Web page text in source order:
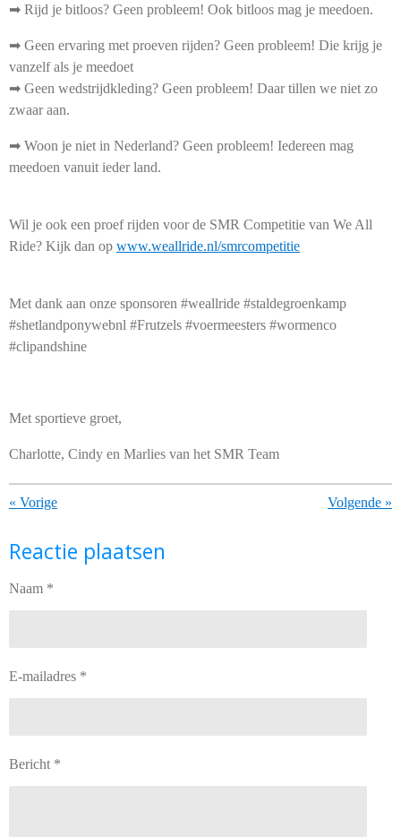
➡ Rijd je bitloos? Geen probleem! Ook bitloos mag je meedoen.
➡ Geen ervaring met proeven rijden? Geen probleem! Die krijg je
vanzelf als je meedoet
➡ Geen wedstrijdkleding? Geen probleem! Daar tillen we niet zo
zwaar aan.
➡ Woon je niet in Nederland? Geen probleem! Iedereen mag
meedoen vanuit ieder land.
Wil je ook een proef rijden voor de SMR Competitie van We All
Ride? Kijk dan op www.weallride.nl/smrcompetitie
Met dank aan onze sponsoren #weallride #staldegroenkamp
#shetlandponywebnl #Frutzels #voermeesters #wormenco
#clipandshine
Met sportieve groet,
Charlotte, Cindy en Marlies van het SMR Team
« Vorige Volgende »
Reactie plaatsen
Naam *
E-mailadres *
Bericht *